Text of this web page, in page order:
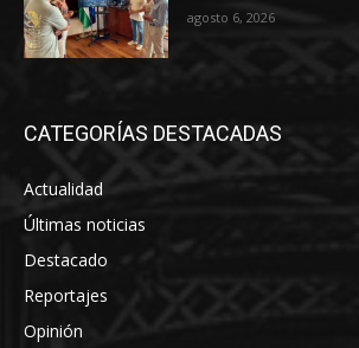
agosto 6, 2026
CATEGORÍAS DESTACADAS
Actualidad
Últimas noticias
Destacado
Reportajes
Opinión